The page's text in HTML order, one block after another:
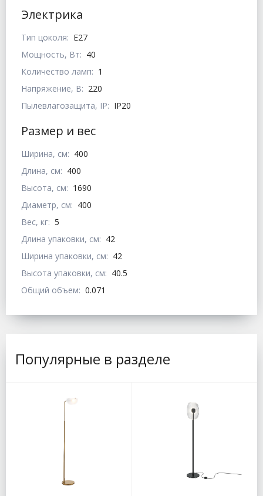
Электрика
Тип цоколя: E27
Мощность, Вт: 40
Количество ламп: 1
Напряжение, В: 220
Пылевлагозащита, IP: IP20
Размер и вес
Ширина, см: 400
Длина, см: 400
Высота, см: 1690
Диаметр, см: 400
Вес, кг: 5
Длина упаковки, см: 42
Ширина упаковки, см: 42
Высота упаковки, см: 40.5
Общий объем: 0.071
Популярные в разделе